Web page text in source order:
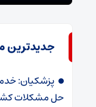
جدیدترین
پزشکیان:
حل مشکلات